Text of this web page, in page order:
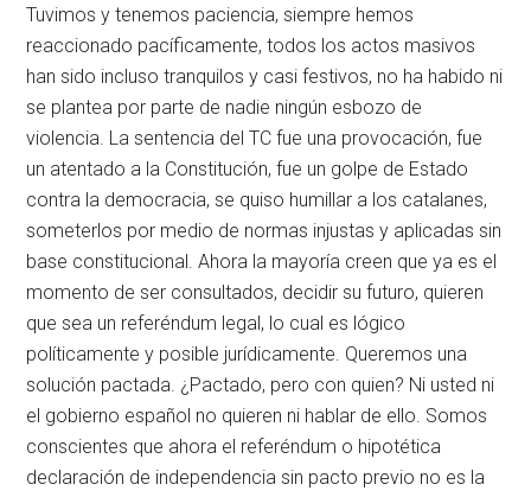
Tuvimos y tenemos paciencia, siempre hemos
reaccionado pacíficamente, todos los actos masivos
han sido incluso tranquilos y casi festivos, no ha habido ni
se plantea por parte de nadie ningún esbozo de
violencia. La sentencia del TC fue una provocación, fue
un atentado a la Constitución, fue un golpe de Estado
contra la democracia, se quiso humillar a los catalanes,
someterlos por medio de normas injustas y aplicadas sin
base constitucional. Ahora la mayoría creen que ya es el
momento de ser consultados, decidir su futuro, quieren
que sea un referéndum legal, lo cual es lógico
políticamente y posible jurídicamente. Queremos una
solución pactada. ¿Pactado, pero con quien? Ni usted ni
el gobierno español no quieren ni hablar de ello. Somos
conscientes que ahora el referéndum o hipotética
declaración de independencia sin pacto previo no es la